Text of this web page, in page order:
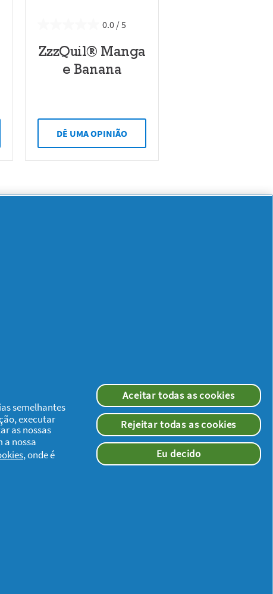
0.0
ZzzQuil® Manga
e Banana
DÊ UMA OPINIÃO
semelhantes
executar
as nossas
a nossa
, onde é
Aceitar todas as cookies
Rejeitar todas as cookies
Eu decido